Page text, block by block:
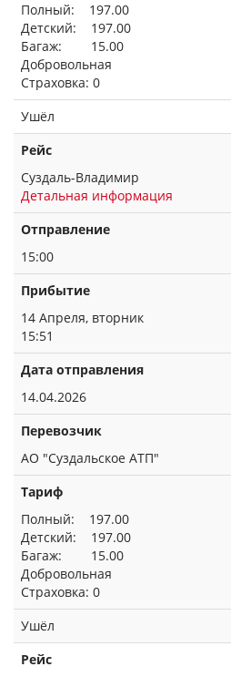
Полный: 197.00
Детский: 197.00
Багаж: 15.00
Добровольная
Страховка: 0
Ушёл
Рейс
Суздаль-Владимир
Детальная информация
Отправление
15:00
Прибытие
14 Апреля, вторник
15:51
Дата отправления
14.04.2026
Перевозчик
АО "Суздальское АТП"
Тариф
Полный: 197.00
Детский: 197.00
Багаж: 15.00
Добровольная
Страховка: 0
Ушёл
Рейс